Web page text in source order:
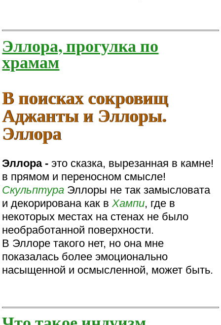
Эллора, прогулка по
храмам
В поисках сокровищ
Аджанты и Эллоры.
Эллора
Эллора -это сказка, вырезанная в камне!
в прямом и переносном смысле!
Скульптура Эллоры не так замысловата
и декорирована как вХампи, где в
некоторых местах на стенах не было
необработанной поверхности.
В Эллоре такого нет, но она мне
показалась более эмоционально
насыщенной и осмысленной, может быть.